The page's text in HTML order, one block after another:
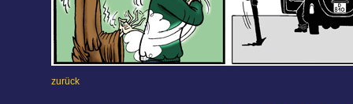
zurück